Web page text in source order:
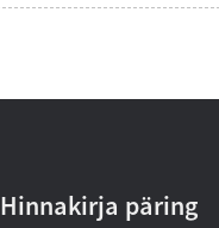
Hinnakirja päring